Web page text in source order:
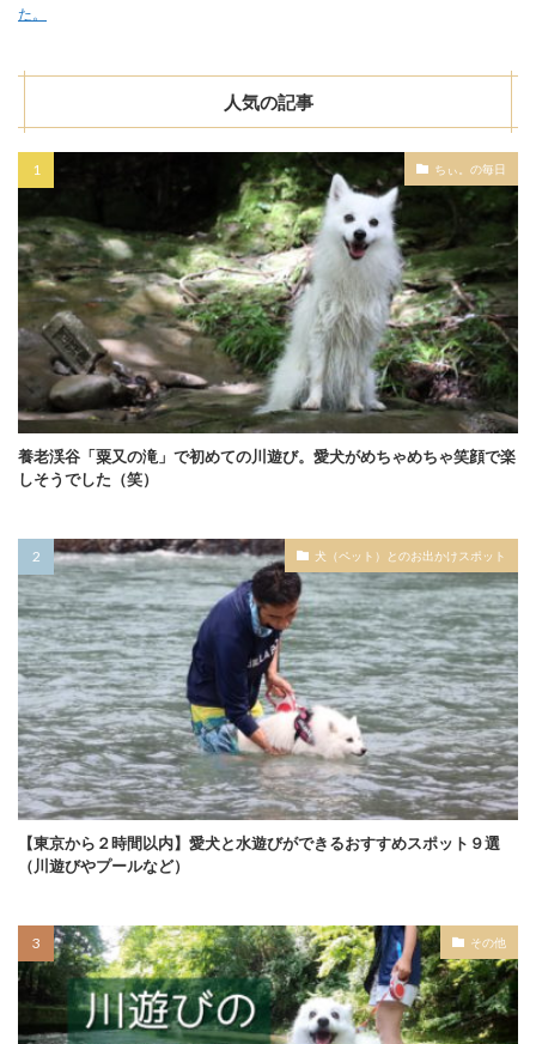
た。
人気の記事
ちぃ。の毎日
養老渓谷「粟又の滝」で初めての川遊び。愛犬がめちゃめちゃ笑顔で楽
しそうでした（笑）
犬（ペット）とのお出かけスポット
【東京から２時間以内】愛犬と水遊びができるおすすめスポット９選
（川遊びやプールなど）
その他